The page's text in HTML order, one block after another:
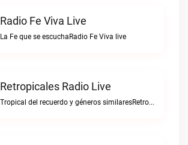
Radio Fe Viva Live
La Fe que se escuchaRadio Fe Viva live
Retropicales Radio Live
Tropical del recuerdo y géneros similaresRetropicales Radio live